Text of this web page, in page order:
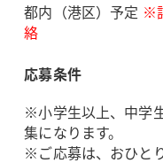
都内（港区）予定 ※
絡
応募条件
※小学生以上、中学
集になります。
※ご応募は、おひと